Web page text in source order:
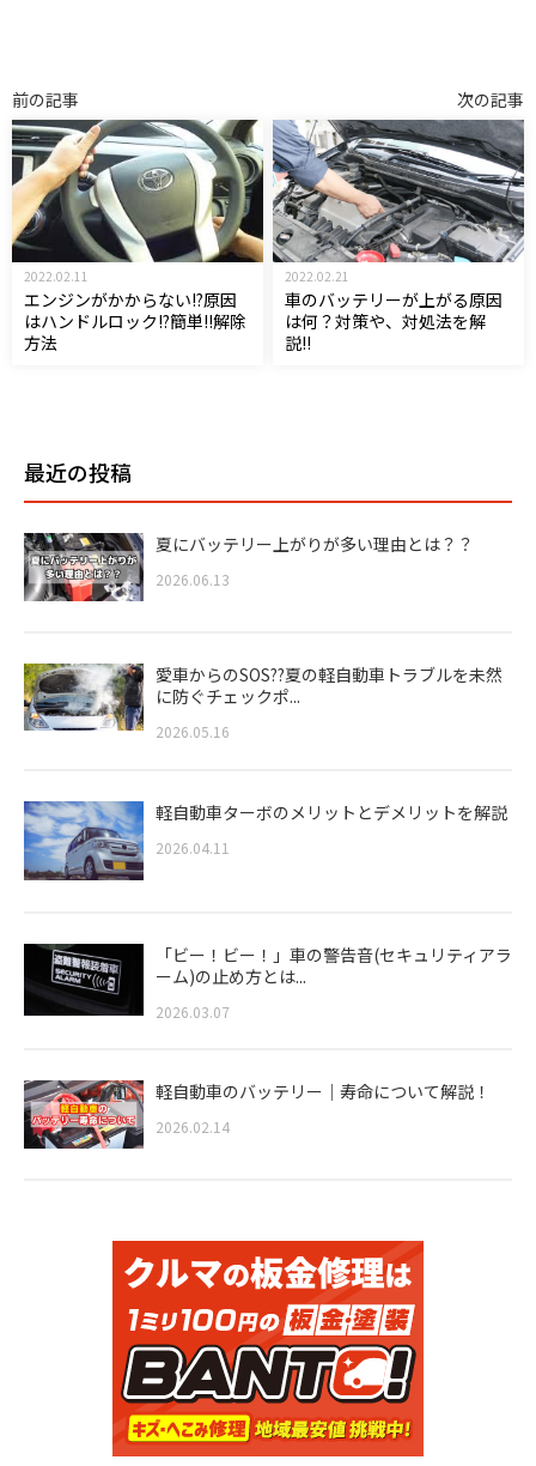
前の記事
2022.02.11
エンジンがかからない!?原因
はハンドルロック!?簡単!!解除
方法
次の記事
2022.02.21
車のバッテリーが上がる原因
は何？対策や、対処法を解
説!!
最近の投稿
夏にバッテリー上がりが多い理由とは？？
2026.06.13
愛車からのSOS??夏の軽自動車トラブルを未然
に防ぐチェックポ...
2026.05.16
軽自動車ターボのメリットとデメリットを解説
2026.04.11
「ビー！ビー！」車の警告音(セキュリティアラ
ーム)の止め方とは...
2026.03.07
軽自動車のバッテリー｜寿命について解説！
2026.02.14